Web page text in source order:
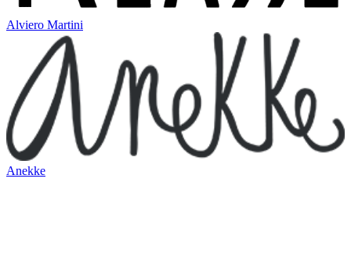
Alviero Martini
Anekke